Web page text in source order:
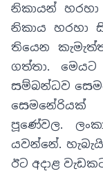
නිකායන්
නිකාය හරහා
තියෙන
ගත්තා.
සම්බන්ධව
පූණේවල.
යවන්නේ.
ඊට අදාළ